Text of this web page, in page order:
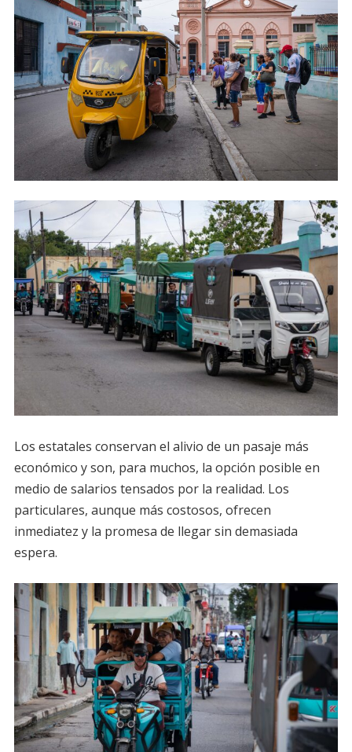
Los estatales conservan el alivio de un pasaje más
económico y son, para muchos, la opción posible en
medio de salarios tensados por la realidad. Los
particulares, aunque más costosos, ofrecen
inmediatez y la promesa de llegar sin demasiada
espera.